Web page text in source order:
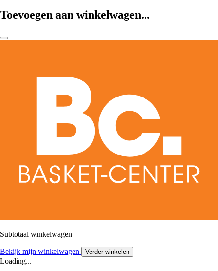
Toevoegen aan winkelwagen...
Subtotaal winkelwagen
Bekijk mijn winkelwagen Verder winkelen
Loading...